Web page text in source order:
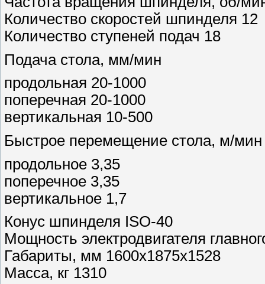
Количество скоростей шпинделя 12
Количество ступеней подач 18
Подача стола, мм/мин
продольная 20-1000
поперечная 20-1000
вертикальная 10-500
Быстрое перемещение стола, м/мин
продольное 3,35
поперечное 3,35
вертикальное 1,7
Конус шпинделя ISO-40
Мощность электродвигателя
Габариты, мм 1600х1875х1528
Масса, кг 1310